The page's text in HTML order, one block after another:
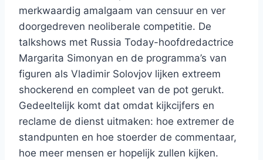
merkwaardig amalgaam van censuur en ver
doorgedreven neoliberale competitie. De
talkshows met Russia Today-hoofdredactrice
Margarita Simonyan en de programma’s van
figuren als Vladimir Solovjov lijken extreem
shockerend en compleet van de pot gerukt.
Gedeeltelijk komt dat omdat kijkcijfers en
reclame de dienst uitmaken: hoe extremer de
standpunten en hoe stoerder de commentaar,
hoe meer mensen er hopelijk zullen kijken.